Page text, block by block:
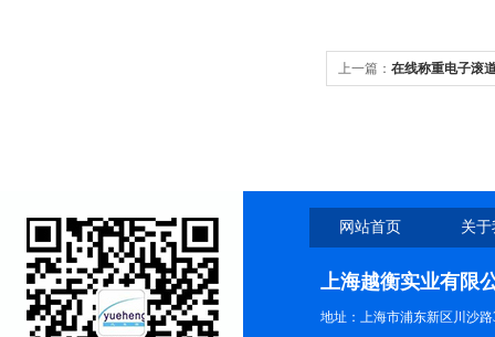
上一篇： 在线称重电子滚
网站首页 关
上海越衡实业有限
地址：上海市浦东新区川沙路